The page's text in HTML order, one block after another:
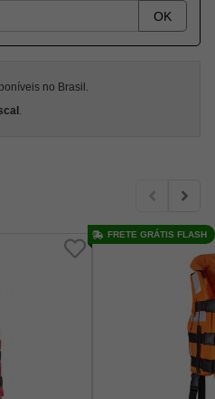
OK
no Brasil.
.
FRETE GRÁTIS FLASH